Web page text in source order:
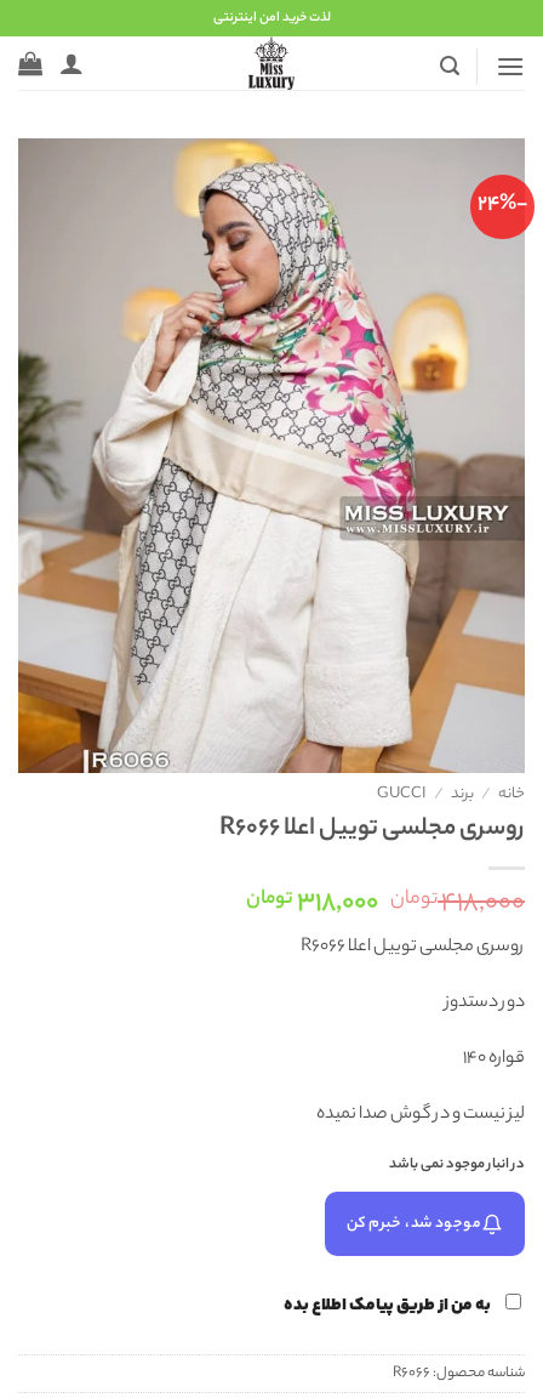
to
content
لذت خرید امن اینترنتی
-24%
خانه / برند /
GUCCI
روسری مجلسی توییل اعلا R6066
۴۱۸,۰۰۰تومان قیمت
اصلی:
۳۱۸,۰۰۰تومانقیمت
روسری مجلسی توییل اعلا R6066
دور دستدوز
قواره 140
لیز نیست و در گوش صدا نمیده
در انبار موجود نمی باشد
موجود شد، خبرم کن
به من از طریق پیامک اطلاع بده
شناسه محصول: R6066